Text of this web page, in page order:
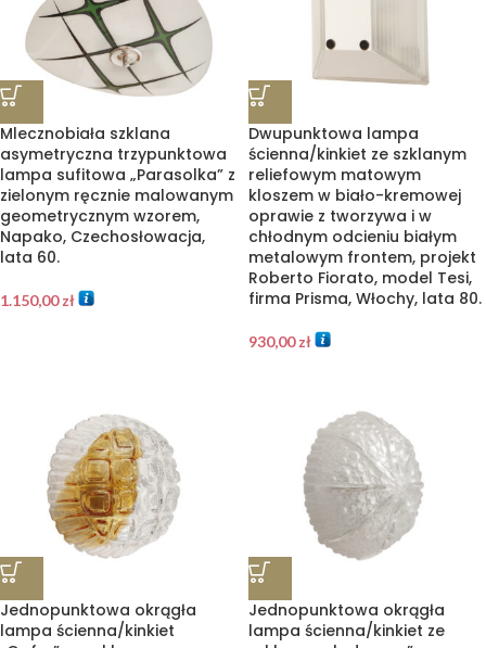
Mlecznobiała szklana
asymetryczna trzypunktowa
lampa sufitowa „Parasolka” z
zielonym ręcznie malowanym
geometrycznym wzorem,
Napako, Czechosłowacja,
lata 60.
1.150,00zł
Dwupunktowa lampa
ścienna/kinkiet ze szklanym
reliefowym matowym
kloszem w biało-kremowej
oprawie z tworzywa i w
chłodnym odcieniu białym
metalowym frontem, projekt
Roberto Fiorato, model Tesi,
firma Prisma, Włochy, lata 80.
930,00zł
Jednopunktowa okrągła
lampa ścienna/kinkiet
Jednopunktowa okrągła
lampa ścienna/kinkiet ze